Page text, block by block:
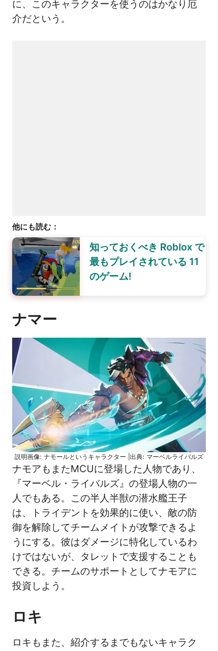
に、このキャラクターを使うのはかなり厄
介だという。
他にも読む：
知っておくべき Roblox で
最もプレイされている 11
のゲーム!
ナマー
説明画像: ナモールというキャラクター |出典: マーベルライバルズ
ナモアもまたMCUに登場した人物であり、
『マーベル・ライバルズ』の登場人物の一
人でもある。この半人半獣の潜水艦王子
は、トライデントを効果的に使い、敵の防
御を解除してチームメイトが攻撃できるよ
うにする。彼はダメージに特化しているわ
けではないが、タレットで支援することも
できる。チームのサポートとしてナモアに
投資しよう。
ロキ
ロキもまた、紹介するまでもないキャラク